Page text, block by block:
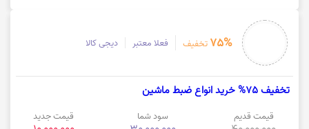
75% تخفیف فعلا معتبر دیجی کالا
تخفیف 75% خرید انواع ضبط ماشین
قیمت قدیم سود شما قیمت جدید